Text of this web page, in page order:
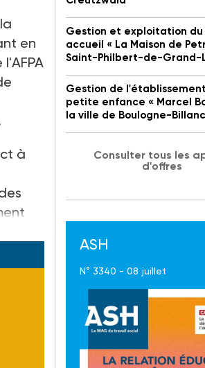
en
à
Gestion et exploitation
accueil « La Maison de
Saint-Philbert-de-Grand-
Gestion de
petite enfance « Marcel
la ville de Boulogne-
Consulter tous les
d'offres
ASH
N° 3340 - 08 juillet